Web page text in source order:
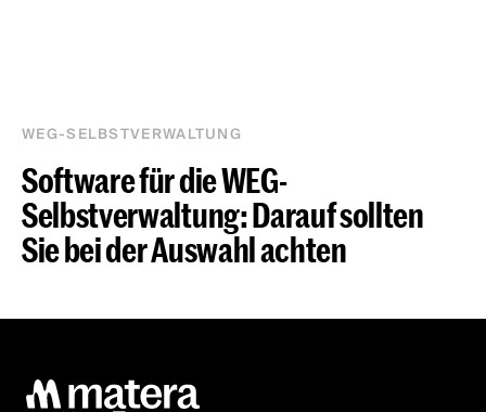
WEG-SELBSTVERWALTUNG
Software für die WEG-
Selbstverwaltung: Darauf sollten
Sie bei der Auswahl achten